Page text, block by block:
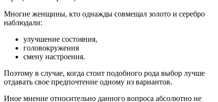
Многие женщины, кто однажды совмещал золото и серебро
наблюдали:
улучшение состояния,
головокружения
смену настроения.
Поэтому в случае, когда стоит подобного рода выбор лучше
отдавать свое предпочтение одному из вариантов.
Иное мнение относительно данного вопроса абсолютно не